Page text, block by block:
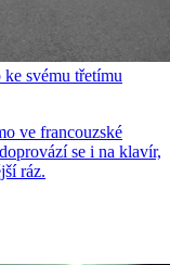
svému třetímu
ve francouzské
se i na klavír,
ráz.